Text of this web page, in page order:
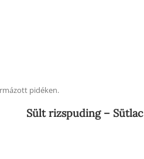
pidéken.
Sült rizspuding – Sütlac